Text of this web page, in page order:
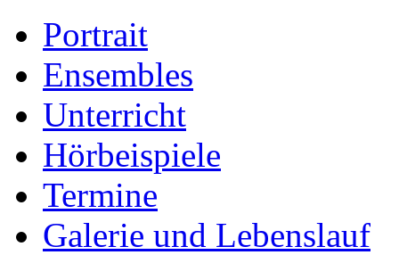
Portrait
Ensembles
Unterricht
Hörbeispiele
Termine
Galerie und Lebenslauf